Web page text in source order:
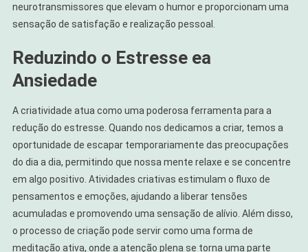
neurotransmissores que elevam o humor e proporcionam uma
sensação de satisfação e realização pessoal.
Reduzindo o Estresse ea
Ansiedade
A criatividade atua como uma poderosa ferramenta para a
redução do estresse. Quando nos dedicamos a criar, temos a
oportunidade de escapar temporariamente das preocupações
do dia a dia, permitindo que nossa mente relaxe e se concentre
em algo positivo. Atividades criativas estimulam o fluxo de
pensamentos e emoções, ajudando a liberar tensões
acumuladas e promovendo uma sensação de alívio. Além disso,
o processo de criação pode servir como uma forma de
meditação ativa, onde a atenção plena se torna uma parte